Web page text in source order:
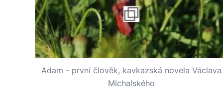
Adam - první člověk, kavkazská novela Václava
Michalského